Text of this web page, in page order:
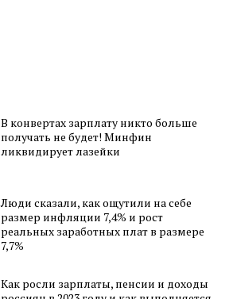
В конвертах зарплату никто больше
получать не будет! Минфин
ликвидирует лазейки
Люди сказали, как ощутили на себе
размер инфляции 7,4% и рост
реальных заработных плат в размере
7,7%
Как росли зарплаты, пенсии и доходы